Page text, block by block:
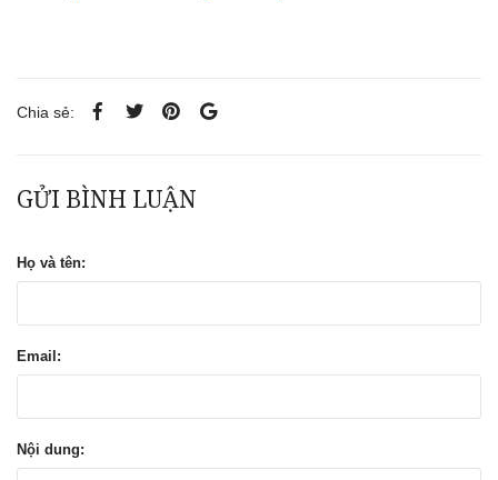
Chia sẻ:
GỬI BÌNH LUẬN
Họ và tên:
Email:
Nội dung: